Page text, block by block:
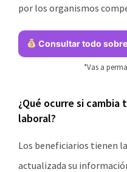
por los organismos
Consultar todo
*Vas a
¿Qué ocurre si
laboral?
Los beneficiarios tienen
actualizada su